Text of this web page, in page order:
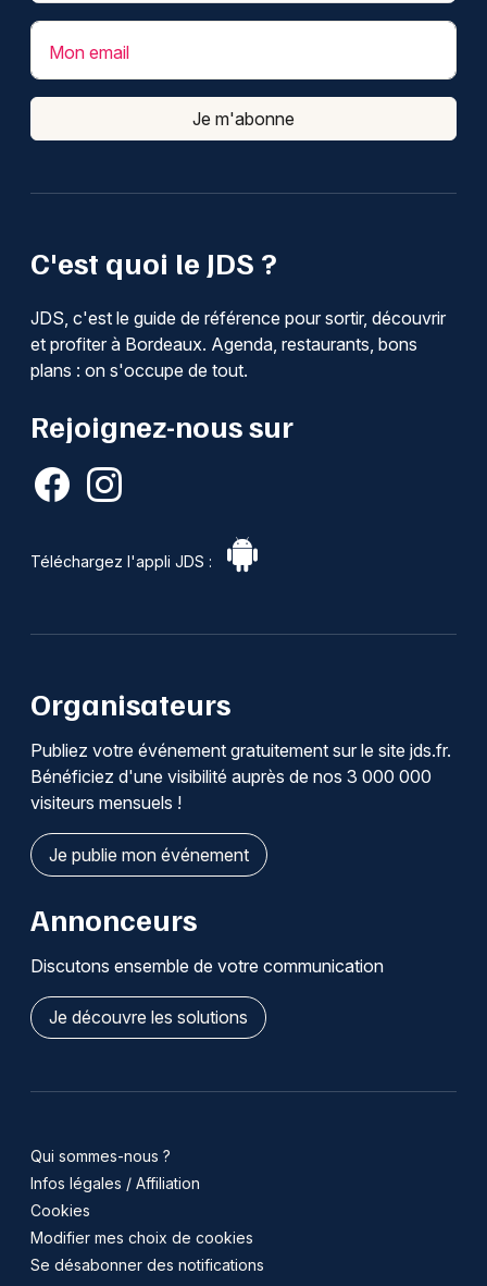
C'est quoi le JDS ?
JDS, c'est le guide de référence pour sortir, découvrir
et profiter à Bordeaux. Agenda, restaurants, bons
plans : on s'occupe de tout.
Rejoignez-nous sur
Téléchargez l'appli JDS :
Mon email
Je m'abonne
Organisateurs
Publiez votre événement gratuitement sur le site jds.fr.
Bénéficiez d'une visibilité auprès de nos 3 000 000
visiteurs mensuels !
Je publie mon événement
Annonceurs
Discutons ensemble de votre communication
Je découvre les solutions
Qui sommes-nous ?
Infos légales / Affiliation
Cookies
Modifier mes choix de cookies
Se désabonner des notifications